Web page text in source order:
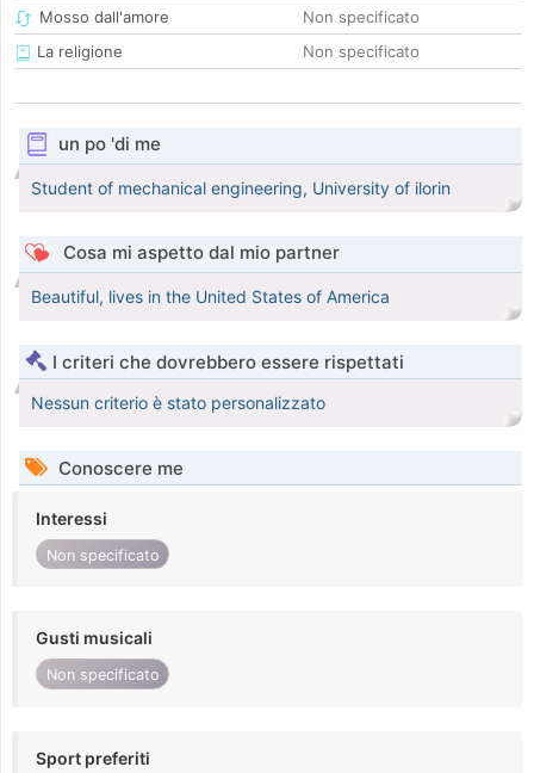
Mosso dall'amore
Non specificato
La religione
Non specificato
un po 'di me
Student of mechanical engineering, University of ilorin
Cosa mi aspetto dal mio partner
Beautiful, lives in the United States of America
I criteri che dovrebbero essere rispettati
Nessun criterio è stato personalizzato
Conoscere me
Interessi
Non specificato
Gusti musicali
Non specificato
Sport preferiti